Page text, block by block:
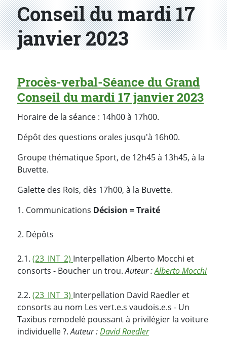
Conseil du mardi 17
janvier 2023
Procès-verbal-Séance du Grand
Conseil du mardi 17 janvier 2023
Horaire de la séance : 14h00 à 17h00.
Dépôt des questions orales jusqu'à 16h00.
Groupe thématique Sport, de 12h45 à 13h45, à la
Buvette.
Galette des Rois, dès 17h00, à la Buvette.
1. Communications Décision = Traité
2. Dépôts
2.1. (23_INT_2) Interpellation Alberto Mocchi et
consorts - Boucher un trou.Auteur :Alberto Mocchi
2.2. (23_INT_3) Interpellation David Raedler et
consorts au nom Les vert.e.s vaudois.e.s - Un
Taxibus remodelé poussant à privilégier la voiture
individuelle ?.Auteur :David Raedler